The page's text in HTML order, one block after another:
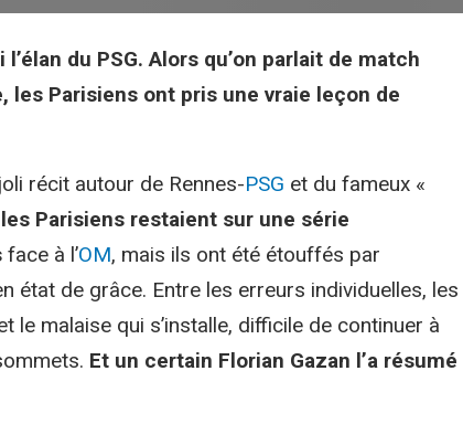
du PSG. Alors qu’on parlait de match
les Parisiens ont pris une vraie leçon de
récit autour de Rennes-PSG et du fameux «
Parisiens restaient sur une série
face à l’OM, mais ils ont été étouffés par
état de grâce. Entre les erreurs individuelles, les
le malaise qui s’installe, difficile de continuer à
Et un certain Florian Gazan l’a résumé